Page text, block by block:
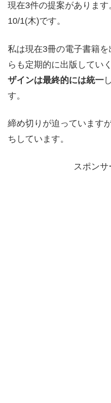
現在3件の提案がありま
10/1(木)です。
私は現在3冊の電子書籍
らも定期的に出版してい
ザインは最終的には統一
す。
締め切りが迫っています
ちしています。
スポンサ